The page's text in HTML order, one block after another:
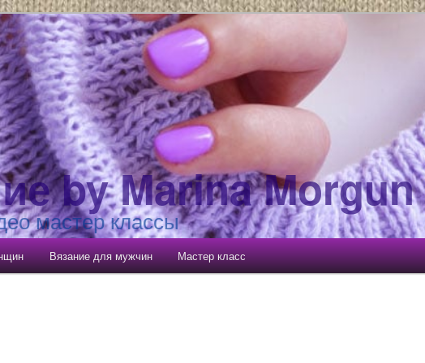
by Marina Morgun
мастер классы
Вязание для мужчин Мастер класс